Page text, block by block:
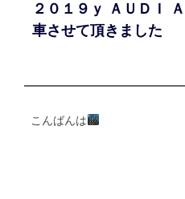
プライバシーポリシー スタッ
２０１９ｙ ＡＵＤＩ
車させて頂きました
こんばんは